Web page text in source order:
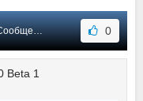
#60 0
Beta 1